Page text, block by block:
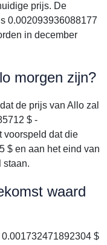
prijs. De
0.002093936088177
in december
morgen zijn?
de prijs van Allo zal
$ -
voorspeld dat die
$ en aan het eind van
staan.
waard
$